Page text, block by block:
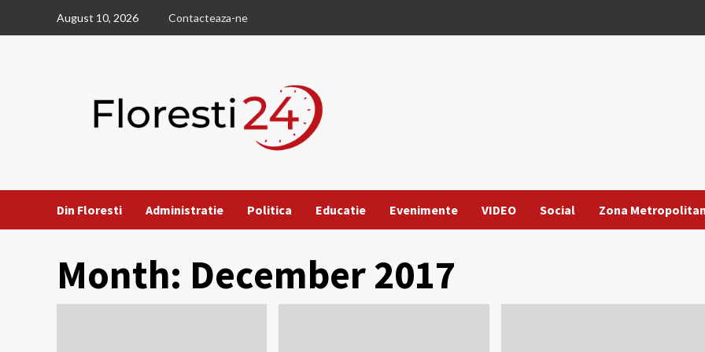
August 10, 2026 Contacteaza-ne
Din Floresti Administratie Politica Educatie Evenimente VIDEO Social Zona
Month: December 2017